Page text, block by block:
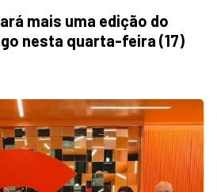
mais uma edição do
nesta quarta-feira (17)